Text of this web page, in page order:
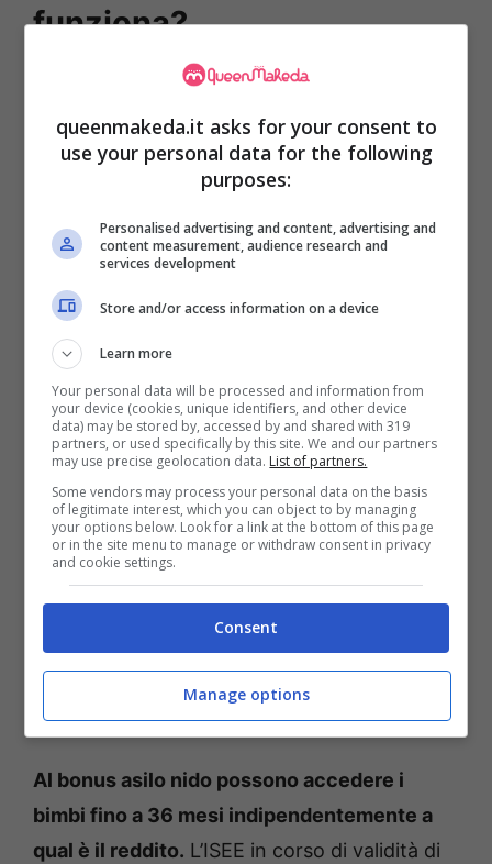
funziona?
Nella Legge di Bilancio è stato inserito il
Bonus Asilo Nido per cercare di aiutare le
famigliecon il pagamento di quelle che sono
le rette sia dell’asilo nido pubblico che di quelli
privati autorizzati. Si parla di bambini sopra i
tre anni, ma va specificato che sono
autorizzate forme di supporto domiciliare, in
e patologie croniche gravi.
Asilo nido bonus, ecco come funziona (Queenmakeda.it)
Al bonus asilo nido possono accedere i
bimbi fino a 36 mesi indipendentemente a
qual è il reddito. L’ISEE in corso di validità di
queenmakeda.it asks for your consent to
use your personal data for the following
purposes:
Personalised advertising and content, advertising and
content measurement, audience research and
services development
Store and/or access information on a device
Learn more
Your personal data will be processed and information from
your device (cookies, unique identifiers, and other device
data) may be stored by, accessed by and shared with 319
partners, or used specifically by this site. We and our partners
may use precise geolocation data. List of partners.
Some vendors may process your personal data on the basis
of legitimate interest, which you can object to by managing
your options below. Look for a link at the bottom of this page
or in the site menu to manage or withdraw consent in privacy
and cookie settings.
Consent
Manage options